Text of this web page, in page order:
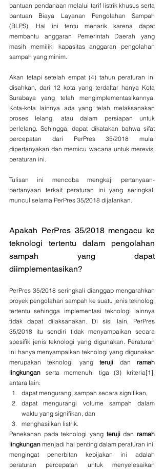
bantuan pendanaan melalui tarif listrik khusus serta
bantuan Biaya Layanan Pengolahan Sampah
(BLPS). Hal ini tentu menarik karena dapat
membantu anggaran Pemerintah Daerah yang
masih memiliki kapasitas anggaran pengolahan
sampah yang minim.
Akan tetapi setelah empat (4) tahun peraturan ini
disahkan, dari 12 kota yang terdaftar hanya Kota
Surabaya yang telah mengimplementasikannya.
Kota-kota lainnya ada yang telah melaksanakan
proses lelang, atau dalam persiapan untuk
berlelang. Sehingga, dapat dikatakan bahwa sifat
percepatan dari PerPres 35/2018 mulai
dipertanyakan dan memicu wacana untuk merevisi
peraturan ini.
Tulisan ini mencoba mengkaji pertanyaan-
pertanyaan terkait peraturan ini yang seringkali
muncul selama PerPres 35/2018 dijalankan.
Apakah PerPres 35/2018 mengacu ke
teknologi tertentu dalam pengolahan
sampah yang dapat
diimplementasikan?
PerPres 35/2018 seringkali dianggap mengarahkan
proyek pengolahan sampah ke suatu jenis teknologi
tertentu sehingga implementasi teknologi lainnya
tidak dapat dilaksanakan. Di sisi lain, PerPres
35/2018 itu sendiri tidak menyampaikan secara
spesifik jenis teknologi yang digunakan. Peraturan
ini hanya menyampaikan teknologi yang digunakan
merupakan teknologi yang teruji dan ramah
lingkungan serta memenuhi tiga (3) kriteria[1],
antara lain:
dapat mengurangi sampah secara signifikan,
dapat mengurangi volume sampah dalam
waktu yang signifikan, dan
menghasilkan listrik.
Penekanan pada teknologi yang teruji dan ramah
lingkungan menjadi hal penting dalam peraturan ini,
mengingat penerbitan kebijakan ini adalah
peraturan percepatan untuk menyelesaikan